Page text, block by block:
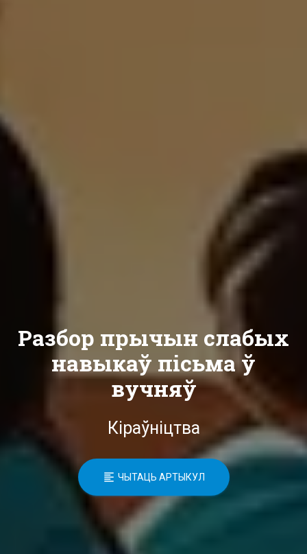
Разбор прычын слабых
навыкаў пісьма ў
вучняў
Кіраўніцтва
ЧЫТАЦЬ АРТЫКУЛ